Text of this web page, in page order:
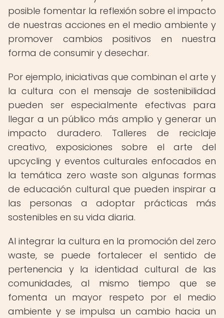
posible fomentar la reflexión sobre el impacto
de nuestras acciones en el medio ambiente y
promover cambios positivos en nuestra
forma de consumir y desechar.
Por ejemplo, iniciativas que combinan el arte y
la cultura con el mensaje de sostenibilidad
pueden ser especialmente efectivas para
llegar a un público más amplio y generar un
impacto duradero. Talleres de reciclaje
creativo, exposiciones sobre el arte del
upcycling y eventos culturales enfocados en
la temática zero waste son algunas formas
de educación cultural que pueden inspirar a
las personas a adoptar prácticas más
sostenibles en su vida diaria.
Al integrar la cultura en la promoción del zero
waste, se puede fortalecer el sentido de
pertenencia y la identidad cultural de las
comunidades, al mismo tiempo que se
fomenta un mayor respeto por el medio
ambiente y se impulsa un cambio hacia un